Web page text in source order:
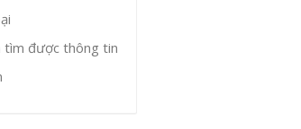
tìm được thông tin